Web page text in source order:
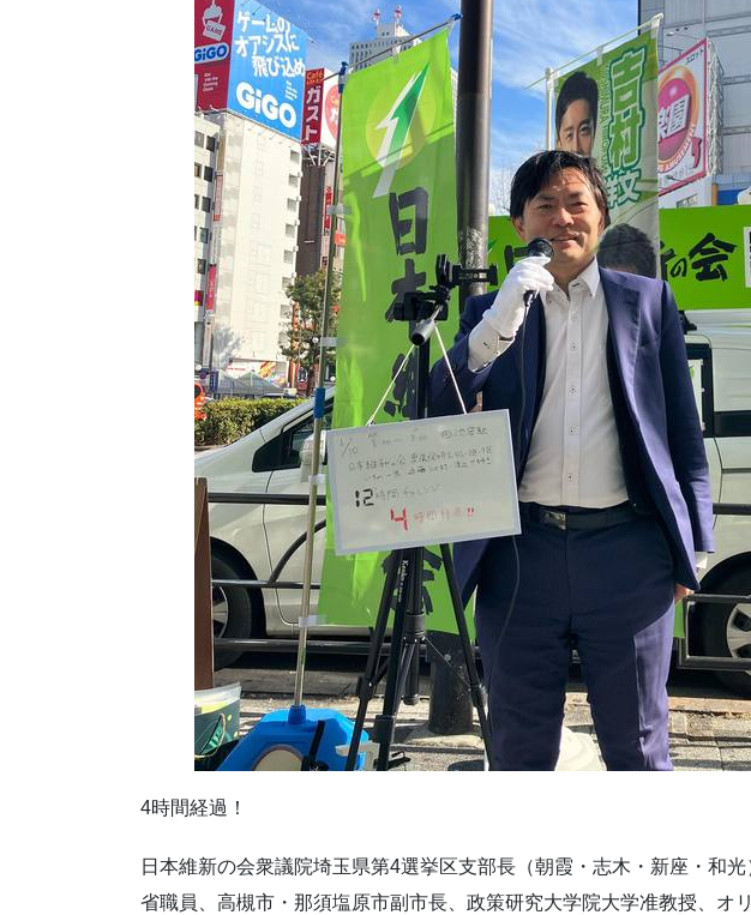
4時間経過！
日本維新の会衆議院埼玉県第4選挙区支部長（朝霞・志木・新座・和
省職員、高槻市・那須塩原市副市長、政策研究大学院大学准教授、オ